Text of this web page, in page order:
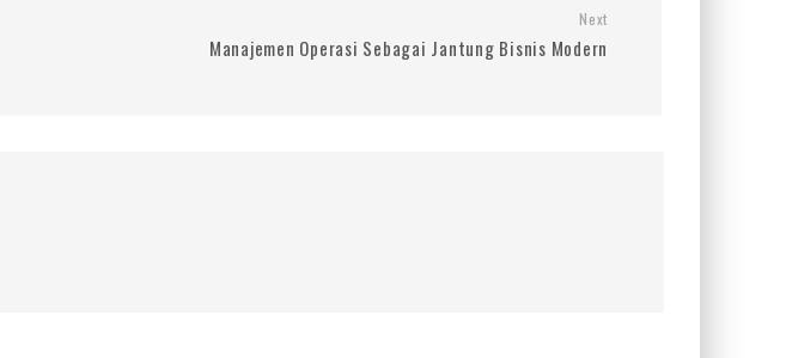
Next
Manajemen Operasi Sebagai Jantung Bisnis Modern